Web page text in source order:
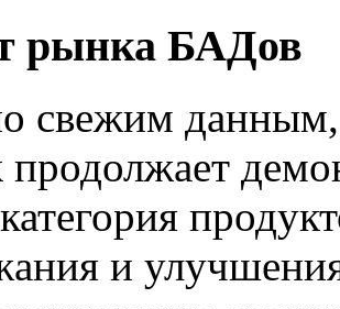
рынка БАДов
свежим
продолжает
и